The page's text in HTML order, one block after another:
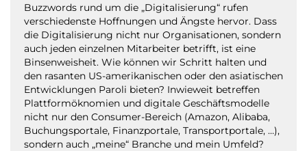
Buzzwords rund um die „Digitalisierung“ rufen
verschiedenste Hoffnungen und Ängste hervor. Dass
die Digitalisierung nicht nur Organisationen, sondern
auch jeden einzelnen Mitarbeiter betrifft, ist eine
Binsenweisheit. Wie können wir Schritt halten und
den rasanten US-amerikanischen oder den asiatischen
Entwicklungen Paroli bieten? Inwieweit betreffen
Plattformöknomien und digitale Geschäftsmodelle
nicht nur den Consumer-Bereich (Amazon, Alibaba,
Buchungsportale, Finanzportale, Transportportale, …),
sondern auch „meine“ Branche und mein Umfeld?